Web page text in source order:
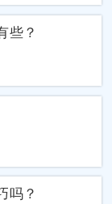
些？
吗？